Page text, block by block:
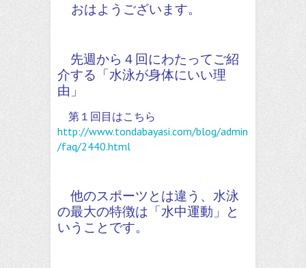
おはようございます。
先週から４回にわたってご紹
介する「水泳が身体にいい理
由」
第１回目はこちら
http://www.tondabayasi.com/blog/admin
/faq/2440.html
他のスポーツとは違う、水泳
の最大の特徴は「水中運動」と
いうことです。